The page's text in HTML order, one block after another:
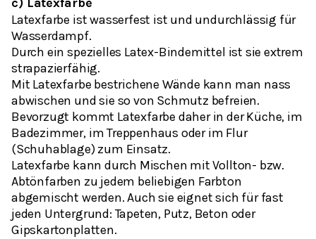
Latexfarbe ist wasserfest ist und undurchlässig für
Wasserdampf.
Durch ein spezielles Latex-Bindemittel ist sie extrem
strapazierfähig.
Mit Latexfarbe bestrichene Wände kann man nass
abwischen und sie so von Schmutz befreien.
Bevorzugt kommt Latexfarbe daher in der Küche, im
Badezimmer, im Treppenhaus oder im Flur
(Schuhablage) zum Einsatz.
Latexfarbe kann durch Mischen mit Vollton- bzw.
Abtönfarben zu jedem beliebigen Farbton
abgemischt werden. Auch sie eignet sich für fast
jeden Untergrund: Tapeten, Putz, Beton oder
Gipskartonplatten.